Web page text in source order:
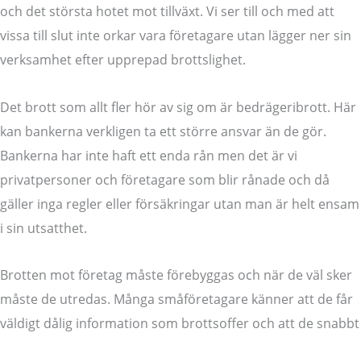
och det största hotet mot tillväxt. Vi ser till och med att
vissa till slut inte orkar vara företagare utan lägger ner sin
verksamhet efter upprepad brottslighet.
Det brott som allt fler hör av sig om är bedrägeribrott. Här
kan bankerna verkligen ta ett större ansvar än de gör.
Bankerna har inte haft ett enda rån men det är vi
privatpersoner och företagare som blir rånade och då
gäller inga regler eller försäkringar utan man är helt ensam
i sin utsatthet.
Brotten mot företag måste förebyggas och när de väl sker
måste de utredas. Många småföretagare känner att de får
väldigt dålig information som brottsoffer och att de snabbt